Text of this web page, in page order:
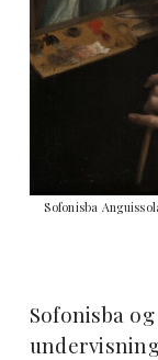
Sofonisba
Sofonisba